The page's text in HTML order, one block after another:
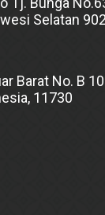
Selatan
Barat No. B
11730